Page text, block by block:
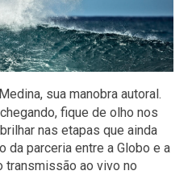
sua manobra autoral.
fique de olho nos
nas etapas que ainda
da parceria entre a Globo e a
transmissão ao vivo no